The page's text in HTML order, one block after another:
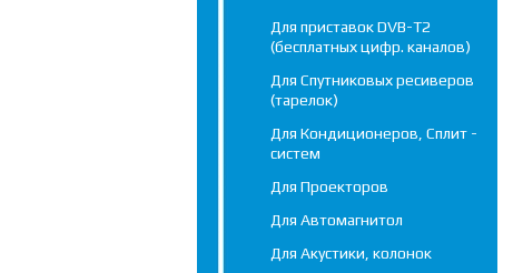
Для приставок DVB-T2
(бесплатных цифр. каналов)
Для Спутниковых ресиверов
(тарелок)
Для Кондиционеров, Сплит -
систем
Для Проекторов
Для Автомагнитол
Для Акустики, колонок